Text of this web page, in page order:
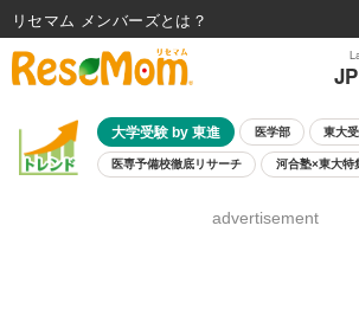
JP
大学受験 by 東進 医学部 東大
医専予備校徹底リサーチ 河合塾×東大特
8月開催学校説明会・相談会
advertisement
リセマム メンバーズ